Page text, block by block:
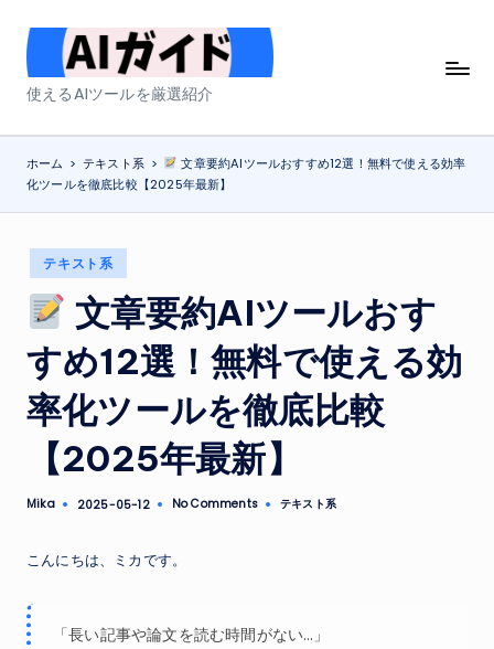
Skip
content
A
ガ
イ
使えるAIツールを厳選紹介
ホーム > テキスト系 >
文章要約AIツールおすすめ12選！無料で使える効率
化ツールを徹底比較【2025年最新】
Posted
in
テキスト系
文章要約AIツールおす
すめ12選！無料で使える効
率化ツールを徹底比較
【2025年最新】
Posted
Mika 2025-05-12 No Comments
Posted
テキスト系
こんにちは、ミカです。
「長い記事や論文を読む時間がない…」